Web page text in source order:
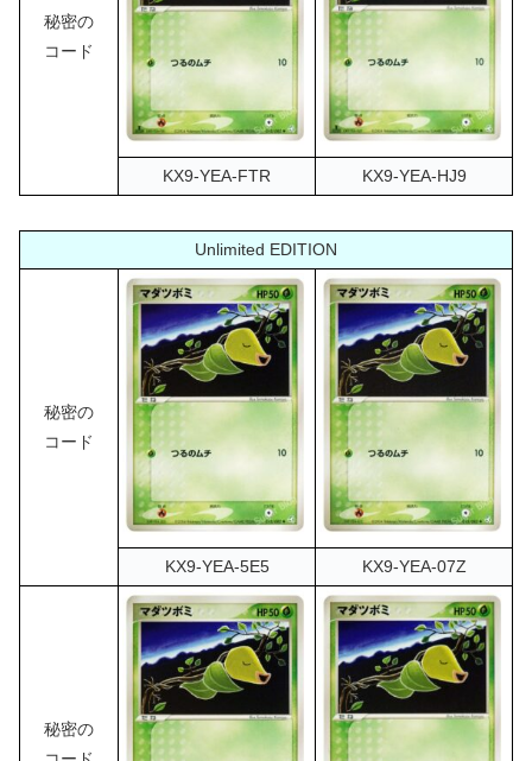
秘密の
コード
KX9-YEA-FTR KX9-YEA-HJ9
Unlimited EDITION
秘密の
コード
KX9-YEA-5E5 KX9-YEA-07Z
秘密の